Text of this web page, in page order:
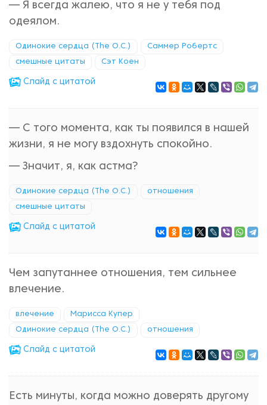
— Я всегда жалею, что я не у тебя под
одеялом.
Одинокие сердца (The O.C.) Саммер Робертс
смешные цитаты Сэт Коен
Cлайд с цитатой
— С того момента, как ты появился в нашей
жизни, я не могу вздохнуть спокойно.
— Значит, я, как астма?
Одинокие сердца (The O.C.) отношения
смешные цитаты
Cлайд с цитатой
Чем запутаннее отношения, тем сильнее
влечение.
влечение Марисса Купер
Одинокие сердца (The O.C.) отношения
Cлайд с цитатой
Есть минуты, когда можно доверять другому